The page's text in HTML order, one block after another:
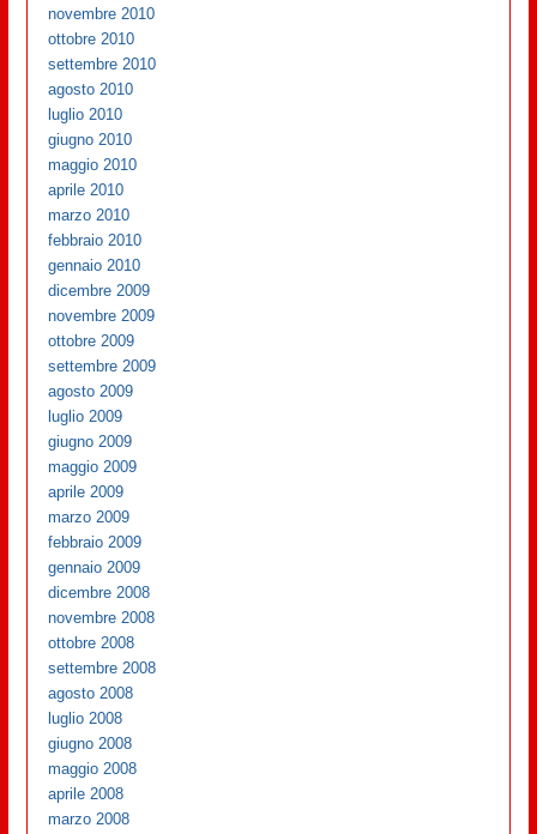
novembre 2010
ottobre 2010
settembre 2010
agosto 2010
luglio 2010
giugno 2010
maggio 2010
aprile 2010
marzo 2010
febbraio 2010
gennaio 2010
dicembre 2009
novembre 2009
ottobre 2009
settembre 2009
agosto 2009
luglio 2009
giugno 2009
maggio 2009
aprile 2009
marzo 2009
febbraio 2009
gennaio 2009
dicembre 2008
novembre 2008
ottobre 2008
settembre 2008
agosto 2008
luglio 2008
giugno 2008
maggio 2008
aprile 2008
marzo 2008